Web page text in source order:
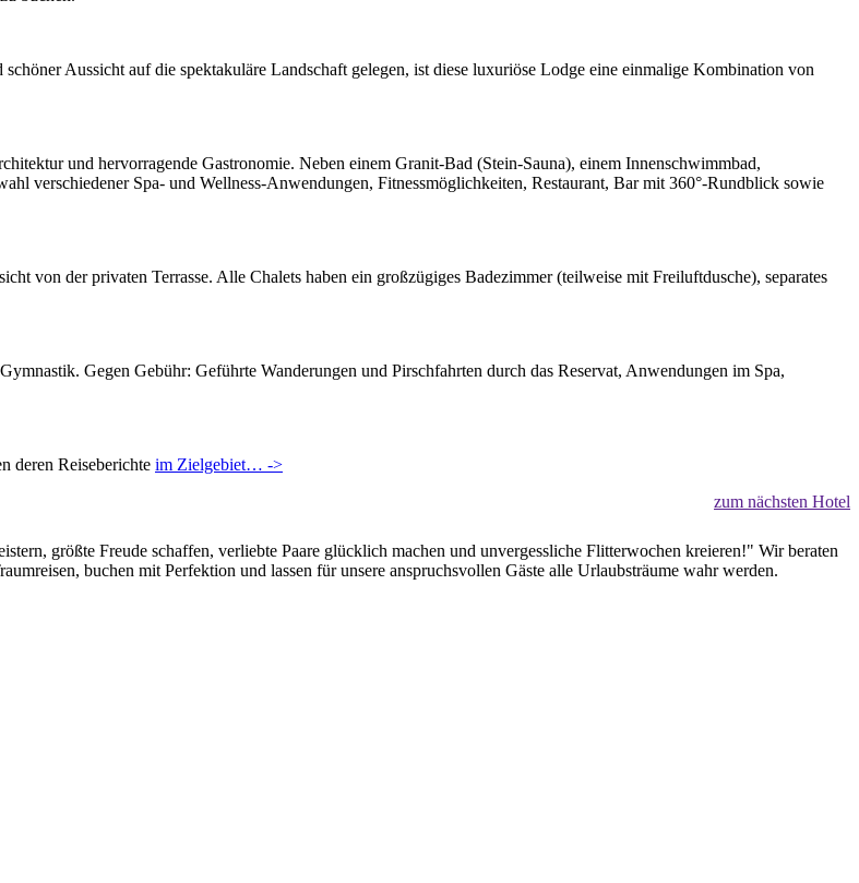
Aussicht auf die spektakuläre Landschaft gelegen, ist diese luxuriöse Lodge eine einmalige Kombination von
und hervorragende Gastronomie. Neben einem Granit-Bad (Stein-Sauna), einem Innenschwimmbad,
verschiedener Spa- und Wellness-Anwendungen, Fitnessmöglichkeiten, Restaurant, Bar mit 360°-Rundblick sowie
von der privaten Terrasse. Alle Chalets haben ein großzügiges Badezimmer (teilweise mit Freiluftdusche), separates
Gegen Gebühr: Geführte Wanderungen und Pirschfahrten durch das Reservat, Anwendungen im Spa,
deren Reiseberichte im Zielgebiet… ->
zum nächsten Hotel
größte Freude schaffen, verliebte Paare glücklich machen und unvergessliche Flitterwochen kreieren!" Wir beraten
buchen mit Perfektion und lassen für unsere anspruchsvollen Gäste alle Urlaubsträume wahr werden.